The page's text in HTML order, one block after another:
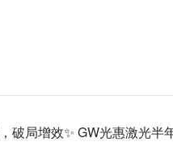
破局增效✨ GW光惠激光半